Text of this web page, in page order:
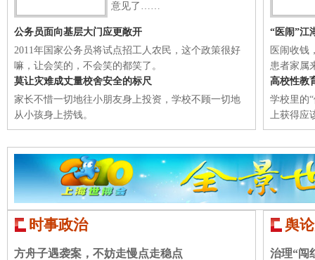
意见了……
公务员面向基层大门应更敞开
2011年国家公务员将试点招工人农民，这个政策很好
嘛，让会笑的，不会笑的都笑了。
莫让灾难成丈量校舍安全的标尺
家长不惜一切地往小朋友身上投资，学校不顾一切地
从小孩身上捞钱。
“医闹”江
医闹收钱
患者家属
高校性教
学校里的
上获得应
时事政治
方舟子遇袭案，不妨走慢点走稳点
舆
治理“闯